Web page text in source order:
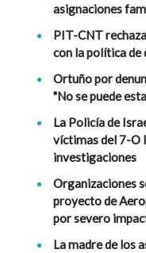
asignaciones
PIT-CNT
con la política de
Ortuño por
"No se puede
La Policía de
víctimas del 7-O
investigaciones
Organizaciones
proyecto de
por severo
La madre de los